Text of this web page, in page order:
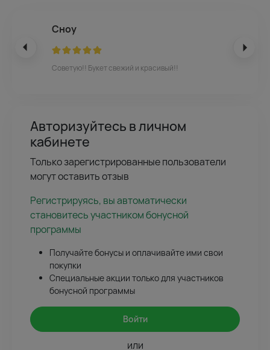
Сноу
Советую!! Букет свежий и красивый!!
Авторизуйтесь в личном
кабинете
Только зарегистрированные пользователи
могут оставить отзыв
Регистрируясь, вы автоматически
становитесь участником бонусной
программы
Получайте бонусы и оплачивайте ими свои
покупки
Специальные акции только для участников
бонусной программы
Войти
или